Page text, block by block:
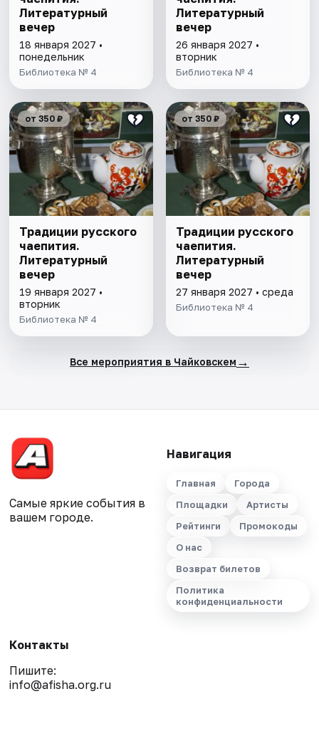
Литературный
вечер
18 января 2027 •
понедельник
Библиотека № 4
Литературный
вечер
26 января 2027 •
вторник
Библиотека № 4
от 350 ₽
Традиции русского
чаепития.
Литературный
вечер
19 января 2027 •
вторник
Библиотека № 4
от 350 ₽
Традиции русского
чаепития.
Литературный
вечер
27 января 2027 • среда
Библиотека № 4
Все мероприятия в Чайковскем →
Самые яркие события в
вашем городе.
Навигация
Главная
Города
Площадки
Артисты
Рейтинги
Промокоды
О нас
Возврат билетов
Политика
конфиденциальности
Контакты
Пишите:
info@afisha.org.ru